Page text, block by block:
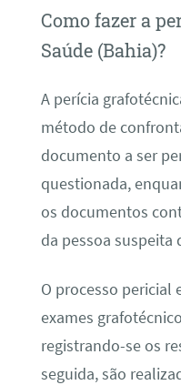
Como fazer a
Saúde (Bahia)?
A perícia
método de
documento a ser
questionada,
os documentos
da pessoa suspeita
O processo pericial
exames
registrando-se os
seguida, são